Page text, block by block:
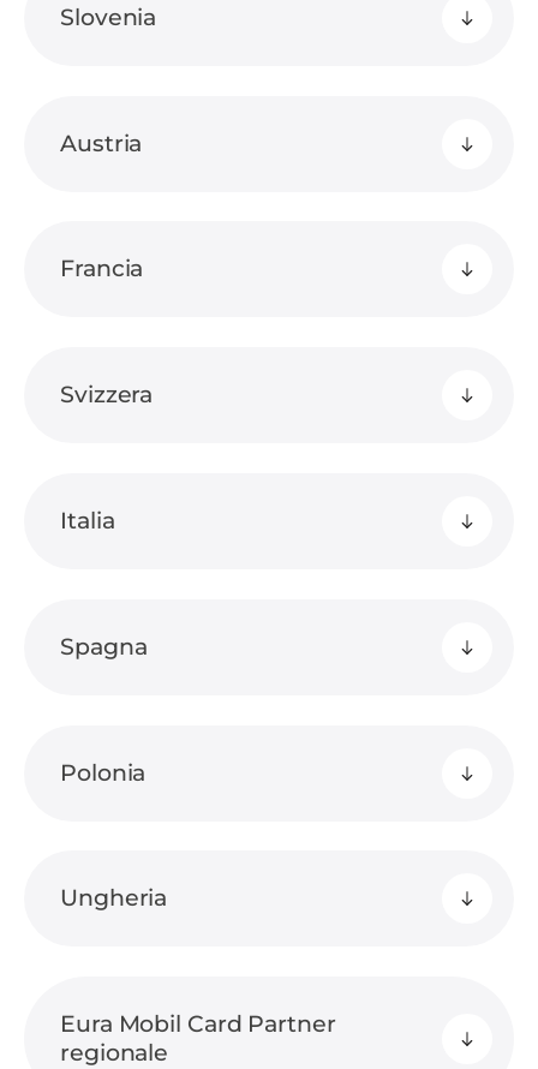
Slovenia
Austria
Francia
Svizzera
Italia
Spagna
Polonia
Ungheria
Eura Mobil Card Partner
regionale